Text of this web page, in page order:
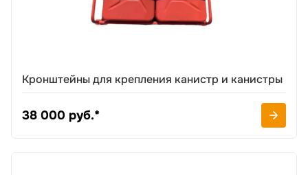
Кронштейны для крепления канистр и канистры
38 000 руб.*